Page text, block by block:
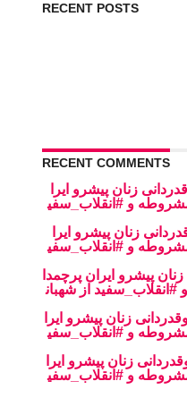
RECENT POSTS
RECENT COMMENTS
زنان پیشرو ایرا
و #انقلاب_سفی
زنان پیشرو ایرا
و #انقلاب_سفی
پیشرو ایران پرچمدا
از شهبان
زنان پیشرو ایرا
و #انقلاب_سفی
زنان پیشرو ایرا
و #انقلاب_سفی